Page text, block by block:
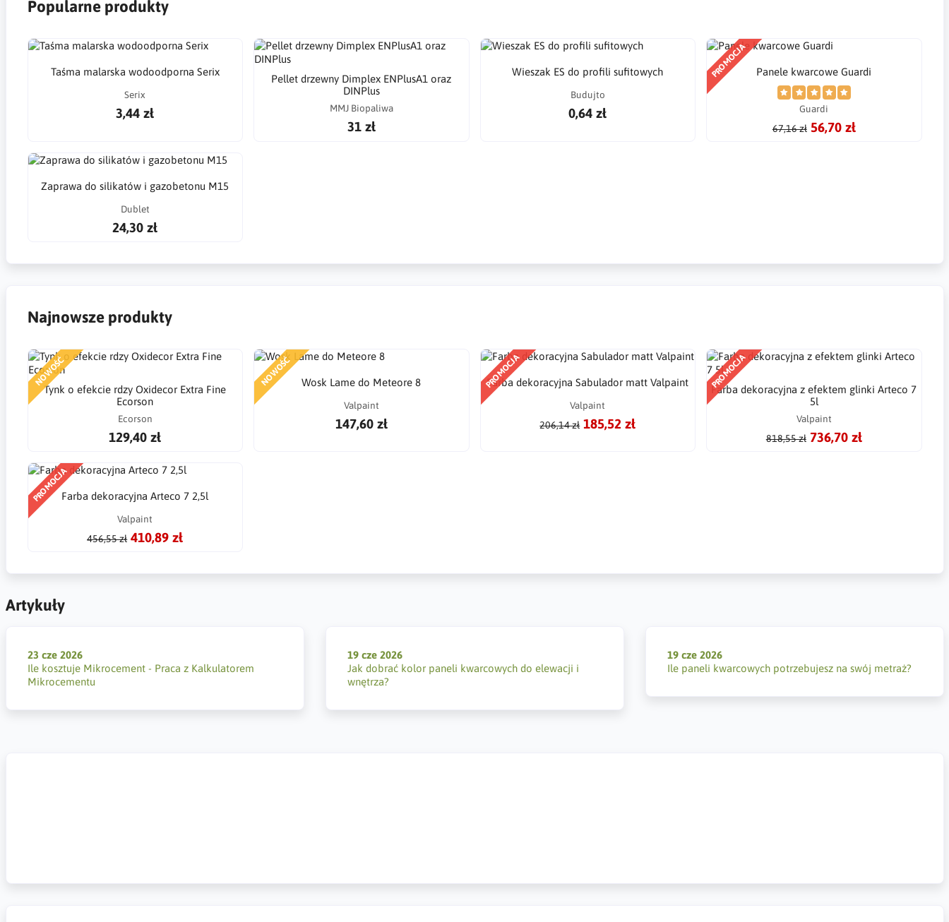
Popularne produkty
Taśma malarska wodoodporna Serix
Serix
3,44 zł
Pellet drzewny Dimplex ENPlusA1 oraz
DINPlus
MMJ Biopaliwa
31 zł
Wieszak ES do profili sufitowych
Budujto
0,64 zł
PROMOCJA Panele kwarcowe Guardi
Guardi
67,16 zł 56,70 zł
Zaprawa do silikatów i gazobetonu M15
Dublet
24,30 zł
Najnowsze produkty
NOWOŚĆ
Tynk o efekcie rdzy Oxidecor Extra Fine
Ecorson
Ecorson
129,40 zł
NOWOŚĆ Wosk Lame do Meteore 8
Valpaint
147,60 zł
PROMOCJA
Farba dekoracyjna Sabulador matt Valpaint
Valpaint
206,14 zł 185,52 zł
PROMOCJA
Farba dekoracyjna z efektem glinki Arteco 7
5l
Valpaint
818,55 zł 736,70 zł
PROMOCJAFarba dekoracyjna Arteco 7 2,5l
Valpaint
456,55 zł 410,89 zł
Artykuły
23 cze 2026
Ile kosztuje Mikrocement - Praca z Kalkulatorem
Mikrocementu
19 cze 2026
Jak dobrać kolor paneli kwarcowych do elewacji i
wnętrza?
19 cze 2026
Ile paneli kwarcowych potrzebujesz na swój metraż?